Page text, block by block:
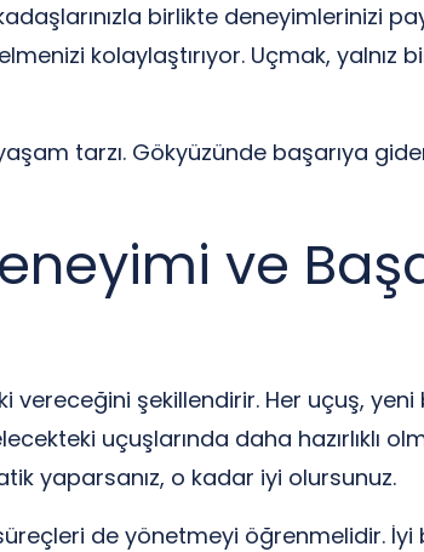
birlikte deneyimlerinizi
kolaylaştırıyor. Uçmak, yalnız
tarzı. Gökyüzünde başarıya
ve
vereceğini şekillendirir. Her uçuş,
uçuşlarında daha hazırlıklı
yaparsanız, o kadar iyi olursunuz.
de yönetmeyi öğrenmelidir.